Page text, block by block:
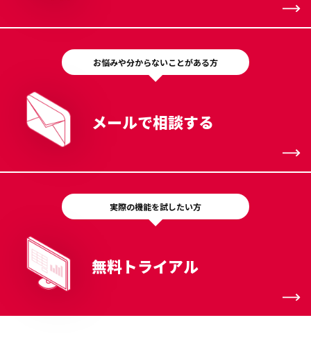
お悩みや分からないことがある方
メールで相談する
実際の機能を試したい方
無料トライアル